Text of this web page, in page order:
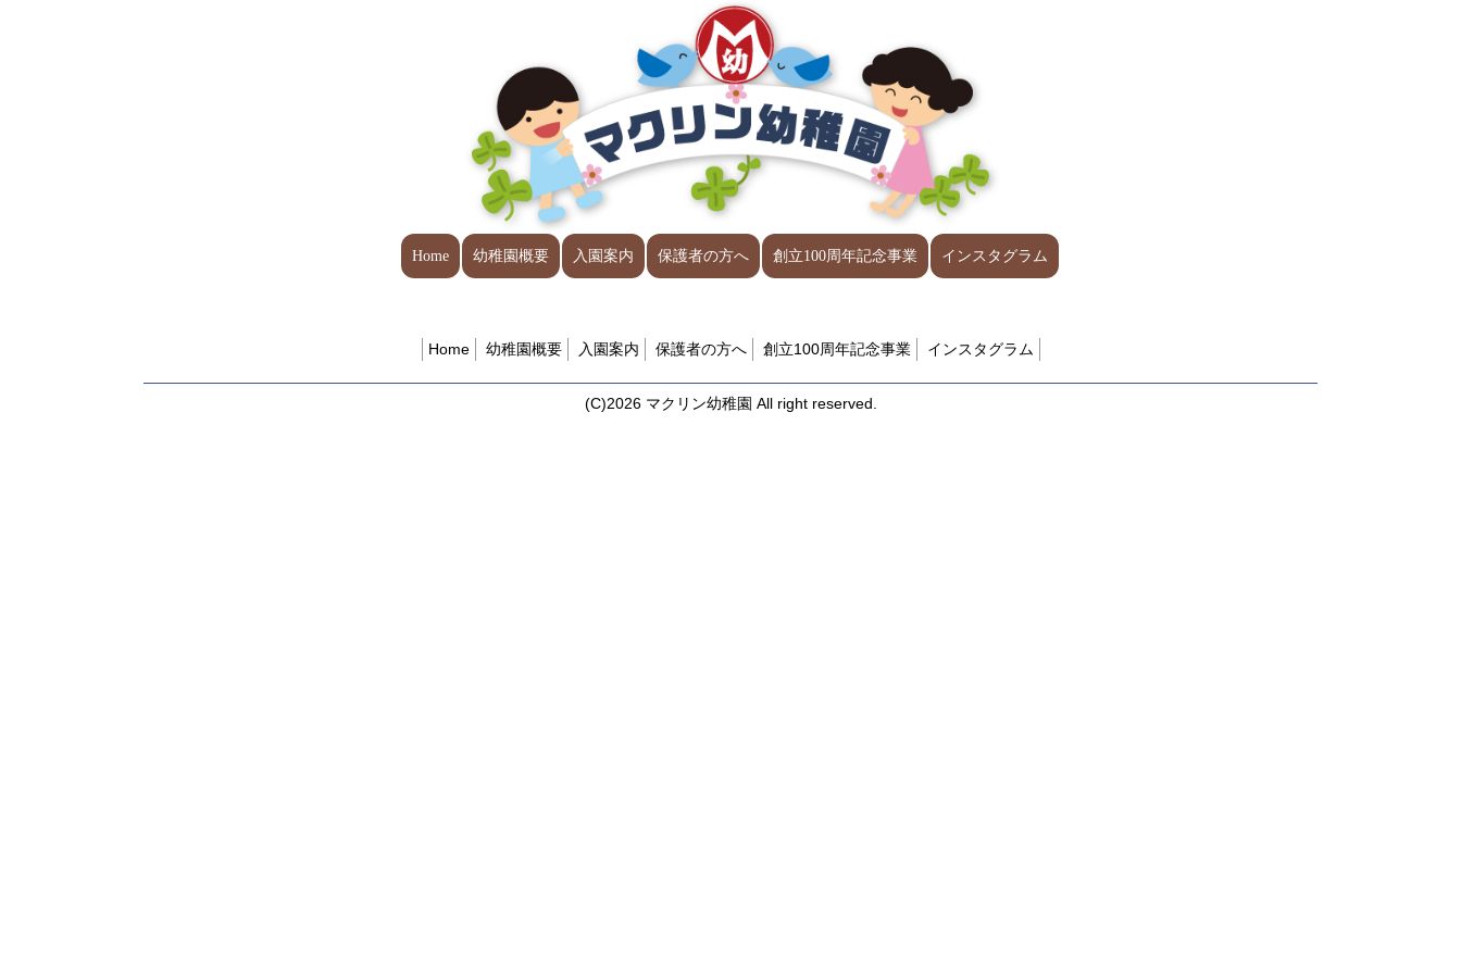
Home 幼稚園概要 入園案内 保護者の方へ 創立100周年記念事業 インスタグラム
Home 幼稚園概要 入園案内 保護者の方へ 創立100周年記念事業 インスタグラム
(C)2026 マクリン幼稚園 All right reserved.